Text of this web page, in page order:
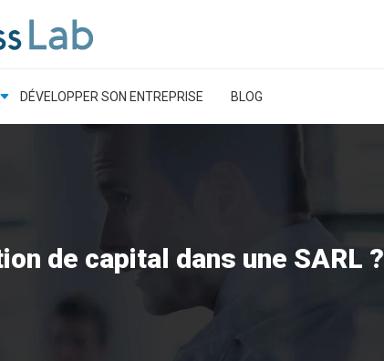
DÉVELOPPER SON ENTREPRISE BLOG
de capital dans une SARL ?